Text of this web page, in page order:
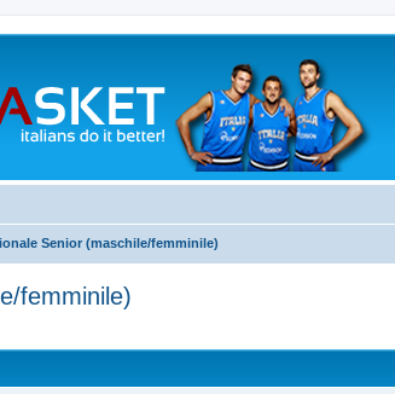
Senior (maschile/femminile)
femminile)